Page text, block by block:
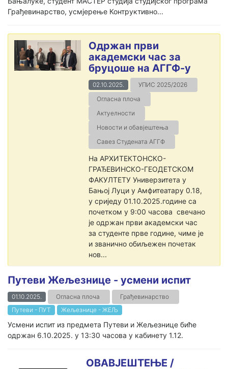
Грађевинарство, усмјерење Контруктивно...
Одржан први
академски час за
бруцоше на АГГФ-у
02.10.2025.
УПИС 2025/2026
Огласна плоча
Актуелности
Новости и обавјештења
Савез Студената АГГФ
На АРХИТЕКТОНСКО-
ГРАЂЕВИНСКО-ГЕОДЕТСКОМ
ФАКУЛТЕТУ Универзитета у
Бањој Луци у Амфитеатару 0.18,
у сриједу 01.10.2025.године са
почетком у 9:00 часова свечано
је одржан први академски час
за студенте прве године, чиме је
и званично обиљежен почетак
нов...
Путеви Жељезнице - усмени испит
01.10.2025. Огласна плоча
Грађевинарство
Путеви - ПУТ
Жељезнице - ЖЕЉ
Усмени испит из предмета Путеви и Жељезнице биће
одржан 6.10.2025. у 13:30 часова у кабинету 1.12.
ОВАВЈЕШТЕЊЕ /